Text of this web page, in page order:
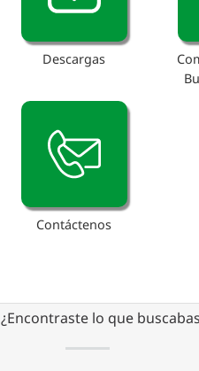
Descargas
Contáctenos
¿Encontraste lo que